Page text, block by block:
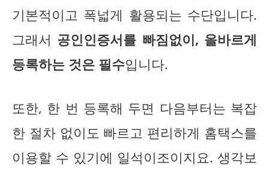
기본적이고 폭넓게 활용되는 수단입니다.
그래서 공인인증서를 빠짐없이, 올바르게
등록하는 것은 필수입니다.
또한, 한 번 등록해 두면 다음부터는 복잡
한 절차 없이도 빠르고 편리하게 홈택스를
이용할 수 있기에 일석이조이지요. 생각보